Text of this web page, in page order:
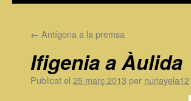
← Antígona a la premsa
Ifigenia a Àulida
Publicat el 25 març 2013 per nuriayela12